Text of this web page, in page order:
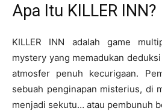
Apa Itu KILLER INN?
KILLER INN adalah game
mystery yang memadukan
atmosfer penuh kecurigaan.
sebuah penginapan misterius, di
menjadi sekutu… atau pembunuh